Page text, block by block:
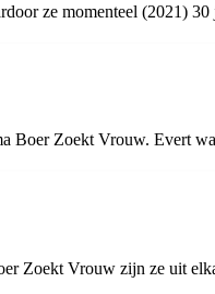
ze momenteel (2021) 30
Boer Zoekt Vrouw. Evert
Zoekt Vrouw zijn ze uit